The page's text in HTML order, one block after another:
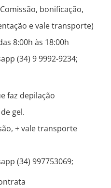
bonificação,
e vale transporte)
8:00h às 18:00h
(34) 9 9992-9234;
faz depilação
gel.
+ vale transporte
(34) 997753069;